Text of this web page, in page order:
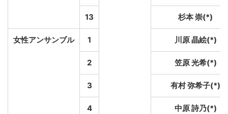
13 杉本 崇(*)
女性アンサンブル 1 川原 晶絵(*)
2 笠原 光希(*)
3 有村 弥希子(*)
4 中原 詩乃(*)